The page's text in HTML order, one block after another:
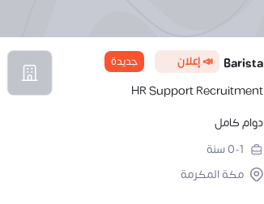
Barista 📣 إعلان جديدة
HR Support Recruitment
دوام كامل
0-1سنة
مكة المكرمة